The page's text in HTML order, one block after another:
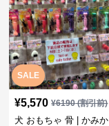
SALE
¥5,570 ¥6190(割引前)
犬 おもちゃ 骨 | かみか